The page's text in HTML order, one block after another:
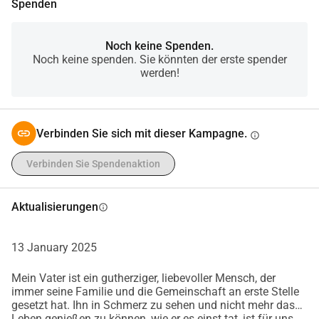
entschlossen, ihm eine Chance auf Leben zu geben.
damit verbundenen medizinischen Behandlungen für
unsere Familie überwältigend und nicht allein zu
bewältigen. Daher bitten wir demütig um eure
Spenden
Noch keine Spenden.
Noch keine spenden. Sie könnten der erste spender
werden!
Verbinden Sie sich mit dieser Kampagne. info
Verbinden Sie Spendenaktion
Aktualisierungeninfo
13 January 2025
Mein Vater ist ein gutherziger, liebevoller Mensch, der
immer seine Familie und die Gemeinschaft an erste Stelle
gesetzt hat. Ihn in Schmerz zu sehen und nicht mehr das